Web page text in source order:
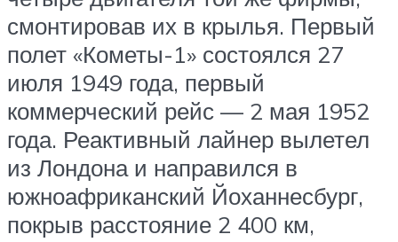
смонтировав их в крылья. Первый
полет «Кометы-1» состоялся 27
июля 1949 года, первый
коммерческий рейс — 2 мая 1952
года. Реактивный лайнер вылетел
из Лондона и направился в
южноафриканский Йоханнесбург,
покрыв расстояние 2 400 км,